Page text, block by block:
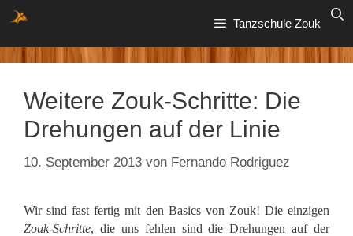
Zum
Inhalt
springen
Tanzschule Zouk
Weitere Zouk-Schritte: Die
Drehungen auf der Linie
10. September 2013 von Fernando Rodriguez
Wir sind fast fertig mit den Basics von Zouk! Die einzigen
Zouk-Schritte, die uns fehlen sind die Drehungen auf der